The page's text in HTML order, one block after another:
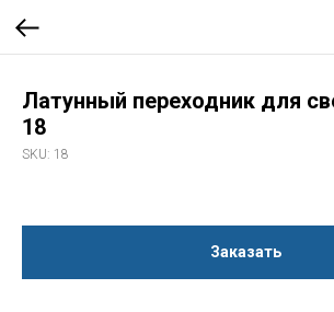
Латунный переходник для
18
SKU: 18
Заказать